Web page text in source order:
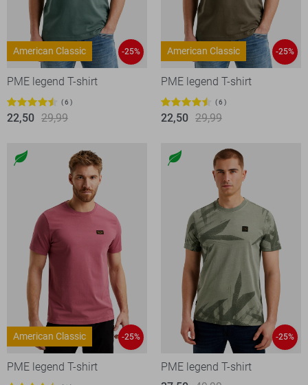
American Classic -25%
PME legend T-shirt
6
22,50 29,99
American Classic -25%
PME legend T-shirt
6
22,50 29,99
American Classic -25%
PME legend T-shirt
-25%
PME legend T-shirt